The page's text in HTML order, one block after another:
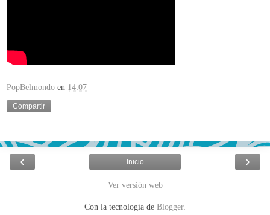
PopBelmondo en 14:07
Compartir
‹ ›
Inicio
Ver versión web
Con la tecnología de Blogger.